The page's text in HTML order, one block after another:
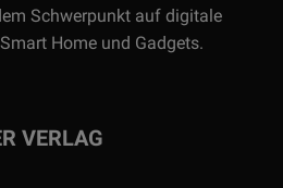
Schwerpunkt auf digitale
Home und Gadgets.
VERLAG